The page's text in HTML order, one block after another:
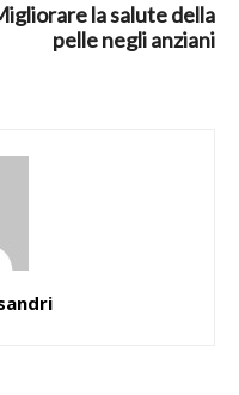
la salute della
pelle negli anziani